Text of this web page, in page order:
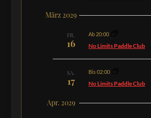
März 2029
FR.
16
Ab 20:00
No Limits Paddle Club
SA.
17
Bis 02:00
No Limits Paddle Club
Apr. 2029